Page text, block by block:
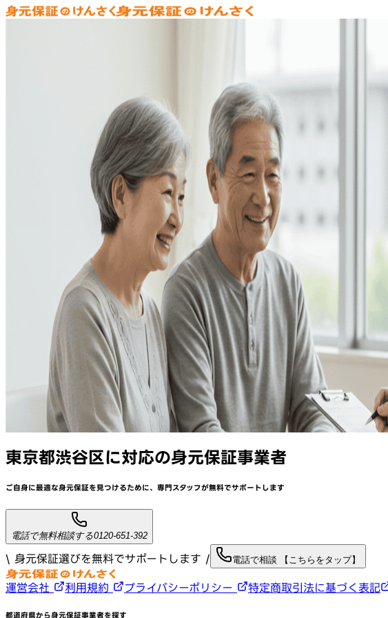
東京都渋谷区に対応の身元保証事業者
ご自身に最適な身元保証を見つけるために、 専門スタッフが無料でサポートします
電話で無料相談する0120-651-392
\ 身元保証選びを無料でサポートします / 電話で相談 【こちらをタップ】
運営会社 利用規約 プライバシーポリシー 特定商取引法に基づく表記
都道府県から身元保証事業者を探す